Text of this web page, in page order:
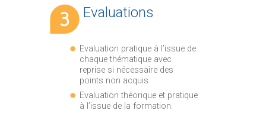
Evaluations
Evaluation pratique à l’issue de
chaque thématique avec
reprise si nécessaire des
points non acquis
Evaluation théorique et pratique
à l’issue de la formation.